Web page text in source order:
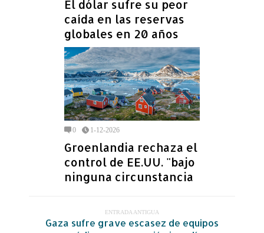
El dólar sufre su peor
caída en las reservas
globales en 20 años
0 1-12-2026
Groenlandia rechaza el
control de EE.UU. "bajo
ninguna circunstancia
ENTRADA ANTIGUA
Gaza sufre grave escasez de equipos